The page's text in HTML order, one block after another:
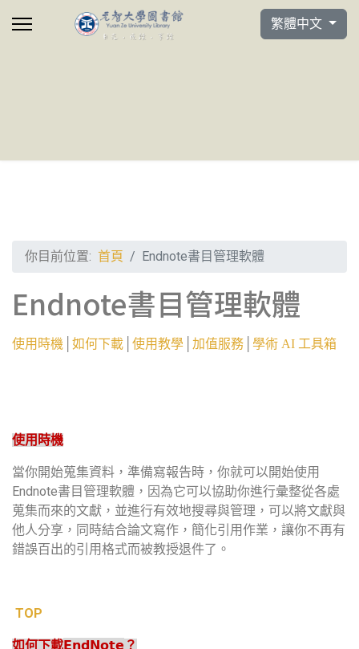
選擇你的語言
繁體中文
你目前位置: 首頁 Endnote書目管理軟體
Endnote書目管理軟體
使用時機 如何下載 使用教學 加值服務 學術 AI 工具箱
使用時機
當你開始蒐集資料，準備寫報告時，你就可以開始使用
Endnote書目管理軟體，因為它可以協助你進行彙整從各處
蒐集而來的文獻，並進行有效地搜尋與管理，可以將文獻與
他人分享，同時結合論文寫作，簡化引用作業，讓你不再有
錯誤百出的引用格式而被教授退件了。
TOP
如何下載EndNote ？